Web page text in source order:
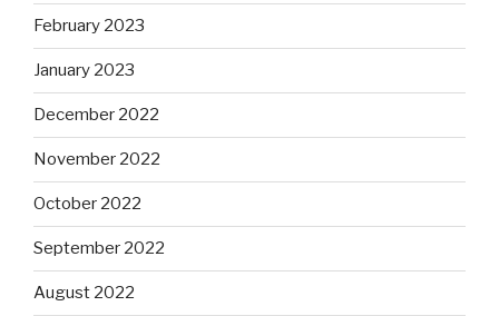
February 2023
January 2023
December 2022
November 2022
October 2022
September 2022
August 2022